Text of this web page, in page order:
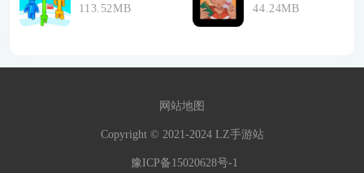
113.52MB 44.24MB
网站地图
Copyright © 2021-2024 LZ手游站
豫ICP备15020628号-1